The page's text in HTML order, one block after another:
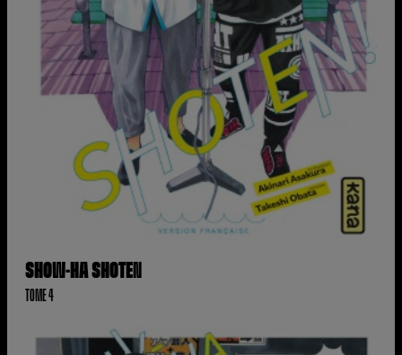
SHOW-HA SHOTEN
TOME 4